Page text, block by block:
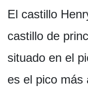
El castillo
castillo de
situado en el
es el pico más